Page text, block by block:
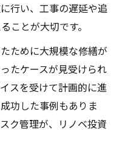
行い、工事の遅延や追
ことが大切です。
ために大規模な修繕が
たケースが見受けられ
スを受けて計画的に進
功した事例もありま
ク管理が、リノベ投資